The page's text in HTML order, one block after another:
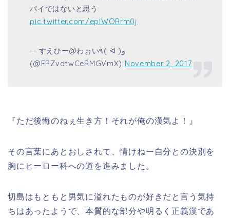
パイではないと思う
pic.twitter.com/eplWORrm0j
— すえひー@わぉい٩( ᐛ )و
(@FPZvdtwCeRMGVmX) November 2, 2017
『ただ後悔のねぇ生き方！それが俺の漢気よ！』
その言葉にあとおしされて、情けねー自分との決別を
胸にヒーロー科への道を進みました。
切島は もともと男気に溢れたものが好きだと言う気持
ちはあったようで、本質的な部分や明るく正義漢であ